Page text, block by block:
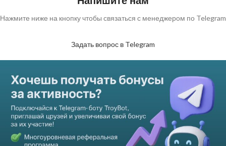
Нажмите ниже на кнопку чтобы связаться с менеджером по Telegram
Задать вопрос в Telegram